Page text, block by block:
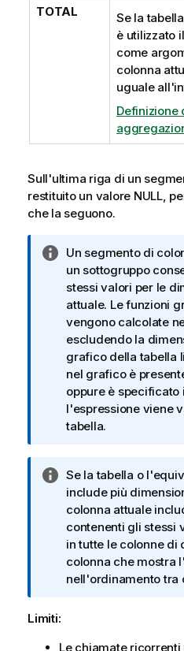
TOTAL
Se la
è utilizzato
come
colonna
uguale
Definizione
Sull'ultima riga di un
restituito un valore NULL,
che la seguono.
N
o
t
a
i
n
f
o
r
m
a
c
a
Un segmento di
un sottogruppo
stessi valori per le
attuale. Le funzioni
vengono calcolate
escludendo la
grafico della tabella
nel grafico è
oppure è
l'espressione viene
tabella.
N
o
t
a
i
n
f
Se la tabella o
include più
colonna attuale
contenenti gli stessi
in tutte le colonne di
colonna che mostra
nell'ordinamento tra
Limiti:
Le chiamate